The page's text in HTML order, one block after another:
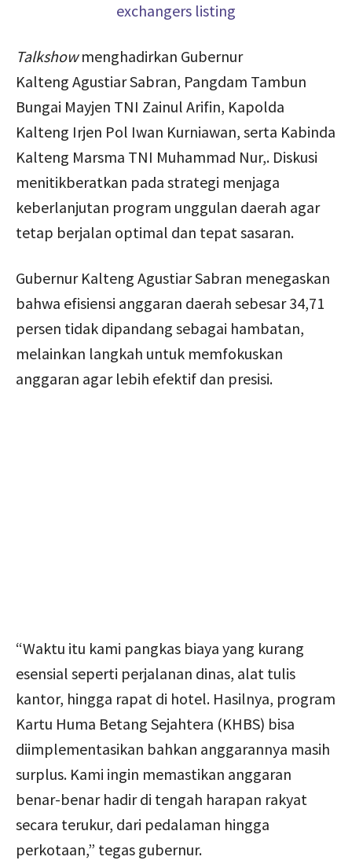
Talkshowmenghadirkan Gubernur
Kalteng Agustiar Sabran, Pangdam Tambun
Bungai Mayjen TNI Zainul Arifin, Kapolda
Kalteng Irjen Pol Iwan Kurniawan, serta Kabinda
Kalteng Marsma TNI Muhammad Nur,. Diskusi
menitikberatkan pada strategi menjaga
keberlanjutan program unggulan daerah agar
tetap berjalan optimal dan tepat sasaran.
Gubernur Kalteng Agustiar Sabran menegaskan
bahwa efisiensi anggaran daerah sebesar 34,71
persen tidak dipandang sebagai hambatan,
melainkan langkah untuk memfokuskan
anggaran agar lebih efektif dan presisi.
“Waktu itu kami pangkas biaya yang kurang
esensial seperti perjalanan dinas, alat tulis
kantor, hingga rapat di hotel. Hasilnya, program
Kartu Huma Betang Sejahtera (KHBS) bisa
diimplementasikan bahkan anggarannya masih
surplus. Kami ingin memastikan anggaran
benar-benar hadir di tengah harapan rakyat
secara terukur, dari pedalaman hingga
perkotaan,” tegas gubernur.